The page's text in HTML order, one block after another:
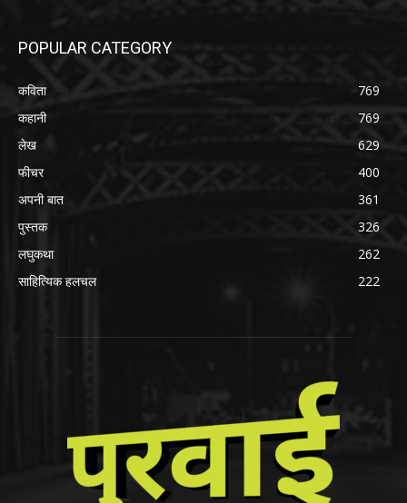
POPULAR CATEGORY
कविता
769
कहानी
769
लेख
629
फीचर
400
अपनी बात
361
पुस्तक
326
लघुकथा
262
साहित्यिक हलचल
222